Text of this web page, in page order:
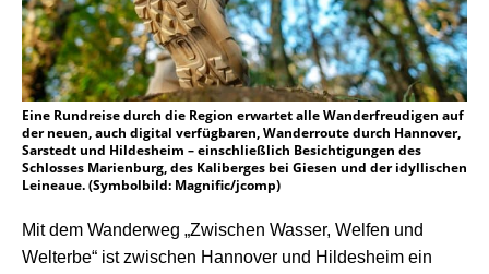
Eine Rundreise durch die Region erwartet alle Wanderfreudigen auf
der neuen, auch digital verfügbaren, Wanderroute durch Hannover,
Sarstedt und Hildesheim – einschließlich Besichtigungen des
Schlosses Marienburg, des Kaliberges bei Giesen und der idyllischen
Leineaue. (Symbolbild: Magnific/jcomp)
Mit dem Wanderweg „Zwischen Wasser, Welfen und
Welterbe“ ist zwischen Hannover und Hildesheim ein